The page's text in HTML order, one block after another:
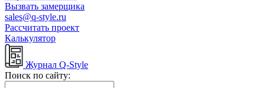
Вызвать замерщика
sales@q-style.ru
Рассчитать проект
Калькулятор
Журнал Q-Style
Поиск по сайту: